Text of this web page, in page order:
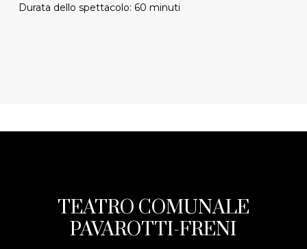
Durata dello spettacolo: 60 minuti
TEATRO COMUNALE
PAVAROTTI-FRENI